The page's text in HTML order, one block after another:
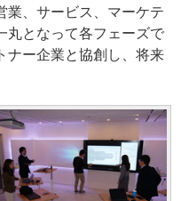
業、サービス、マーケテ
丸となって各フェーズで
ナー企業と協創し、将来